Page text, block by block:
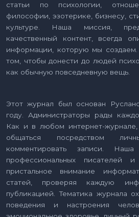
статьи по психологии,
философии, эзотерике, бизнесу,
культуре. Наша миссия,
качественный контент, всегда
информации, которую мы
том, чтобы донести до людей
как обычную повседневную вещь.
Этот журнал был основан
году. Администраторы рады
Как и в любом интернет-
общаться посредством
комментировать записи.
профессиональных писателей
пристальное внимание
статей, проверяя каждую
публикацией. Тематика журнала
поведения и настроения